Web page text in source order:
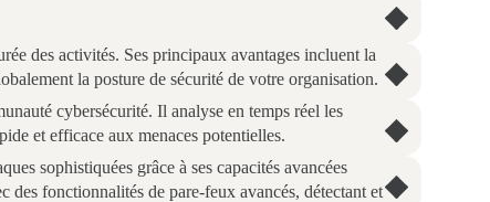
des activités. Ses principaux avantages incluent la
la posture de sécurité de votre organisation.
cybersécurité. Il analyse en temps réel les
et efficace aux menaces potentielles.
sophistiquées grâce à ses capacités avancées
fonctionnalités de pare-feux avancés, détectant et